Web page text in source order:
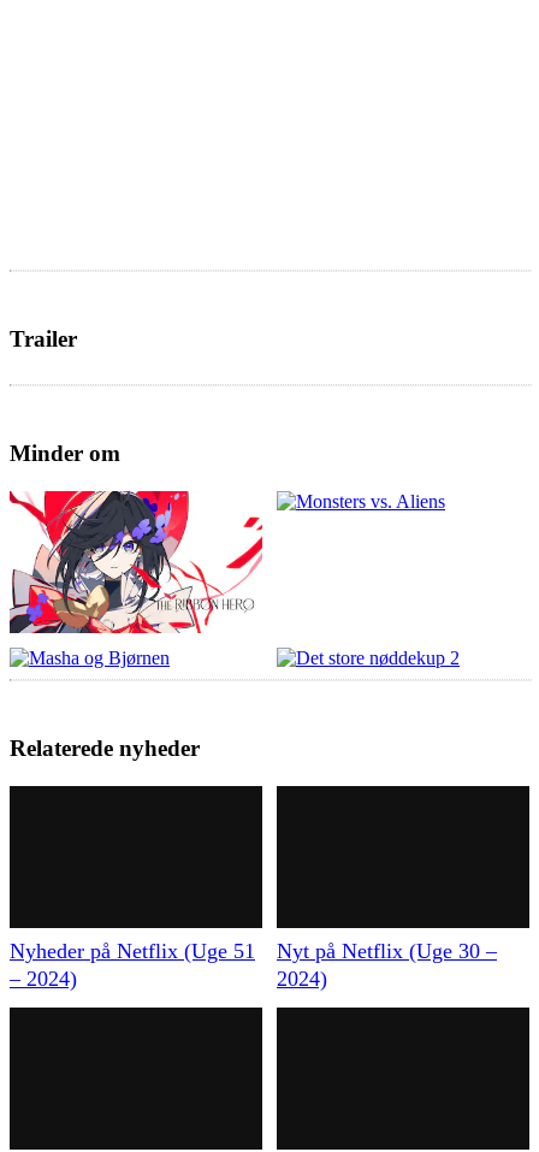
Trailer
Minder om
Relaterede nyheder
Nyheder på Netflix (Uge 51
– 2024)
Nyt på Netflix (Uge 30 –
2024)